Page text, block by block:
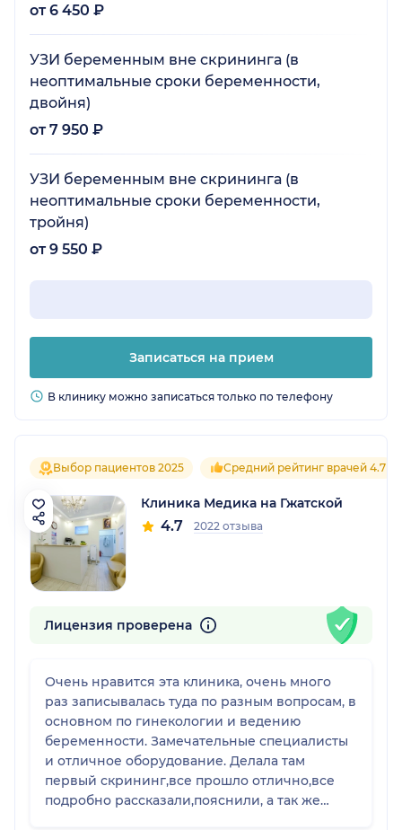
от 6 450 ₽
УЗИ беременным вне скрининга (в
неоптимальные сроки беременности,
двойня)
от 7 950 ₽
УЗИ беременным вне скрининга (в
неоптимальные сроки беременности,
тройня)
от 9 550 ₽
Записаться на прием
В клинику можно записаться только по телефону
Выбор пациентов 2025 Средний рейтинг врачей 4.7
Клиника Медика на Гжатской
4.7 2022 отзыва
Лицензия проверена
Очень нравится эта клиника, очень много
раз записывалась туда по разным вопросам, в
основном по гинекологии и ведению
беременности. Замечательные специалисты
и отличное оборудование. Делала там
первый скрининг,все прошло отлично,все
подробно рассказали,пояснили, а так же